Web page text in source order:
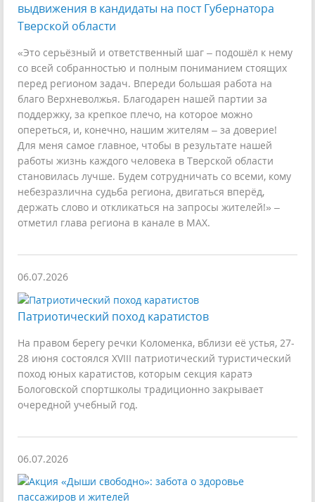
выдвижения в кандидаты на пост Губернатора
Тверской области
«Это серьёзный и ответственный шаг – подошёл к нему
со всей собранностью и полным пониманием стоящих
перед регионом задач. Впереди большая работа на
благо Верхневолжья. Благодарен нашей партии за
поддержку, за крепкое плечо, на которое можно
опереться, и, конечно, нашим жителям – за доверие!
Для меня самое главное, чтобы в результате нашей
работы жизнь каждого человека в Тверской области
становилась лучше. Будем сотрудничать со всеми, кому
небезразлична судьба региона, двигаться вперёд,
держать слово и откликаться на запросы жителей!» –
отметил глава региона в канале в MAX.
06.07.2026
Патриотический поход каратистов
На правом берегу речки Коломенка, вблизи её устья, 27-
28 июня состоялся XVIII патриотический туристический
поход юных каратистов, которым секция каратэ
Бологовской спортшколы традиционно закрывает
очередной учебный год.
06.07.2026